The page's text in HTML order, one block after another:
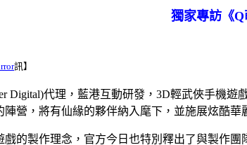
獨家專訪《Q
訊】
Digital)代理，藍港互動研發，3D輕武俠手機遊
營，將有仙緣的夥伴納入麾下，並施展炫酷
的製作理念，官方今日也特別釋出了與製作團